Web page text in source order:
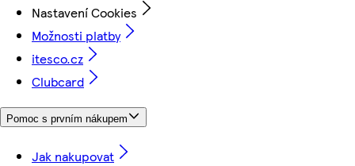
Nastavení Cookies
Možnosti platby
itesco.cz
Clubcard
Pomoc s prvním nákupem
Jak nakupovat